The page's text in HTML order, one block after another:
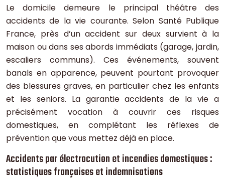
Le domicile demeure le principal théâtre des
accidents de la vie courante. Selon Santé Publique
France, près d’un accident sur deux survient à la
maison ou dans ses abords immédiats (garage, jardin,
escaliers communs). Ces événements, souvent
banals en apparence, peuvent pourtant provoquer
des blessures graves, en particulier chez les enfants
et les seniors. La garantie accidents de la vie a
précisément vocation à couvrir ces risques
domestiques, en complétant les réflexes de
prévention que vous mettez déjà en place.
Accidents par électrocution et incendies domestiques :
statistiques françaises et indemnisations